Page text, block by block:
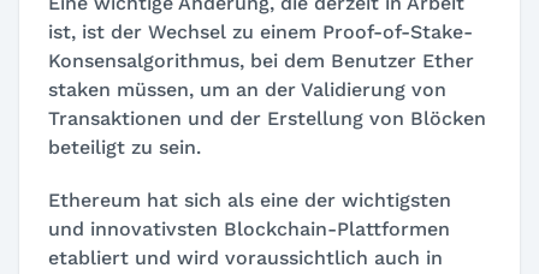
ist, ist der Wechsel zu einem Proof-of-Stake-
Konsensalgorithmus, bei dem Benutzer Ether
staken müssen, um an der Validierung von
Transaktionen und der Erstellung von Blöcken
beteiligt zu sein.
Ethereum hat sich als eine der wichtigsten
und innovativsten Blockchain-Plattformen
etabliert und wird voraussichtlich auch in